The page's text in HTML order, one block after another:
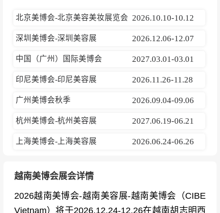
北京美博会-北京美容美妆展览会 2026.10.10-10.12
深圳美博会-深圳美容展 2026.12.06-12.07
中国（广州）国际美博会 2027.03.01-03.01
印尼美博会-印尼美容展 2026.11.26-11.28
广州美博会秋季 2026.09.04-09.06
杭州美博会-杭州美容展 2027.06.19-06.21
上海美博会-上海美容展 2026.06.24-06.26
越南美博会展会详情
2026越南美博会-越南美容展-越南美博会（CIBE
Vietnam）将于2026.12.24-12.26在越南胡志明西